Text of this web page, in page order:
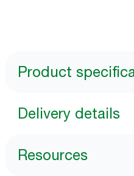
Product
Delivery details
Resources